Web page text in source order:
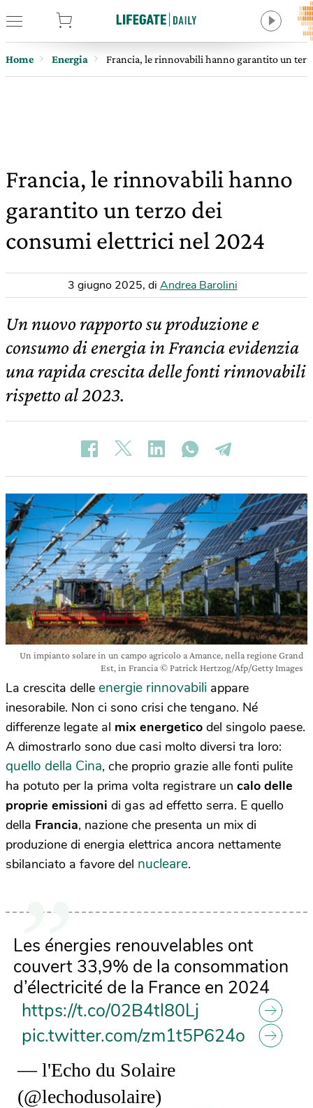
Home Energia Francia, le rinnovabili hanno garantito un
Francia, le rinnovabili hanno
garantito un terzo dei
consumi elettrici nel 2024
3 giugno 2025, di Andrea Barolini
Un nuovo rapporto su produzione e
consumo di energia in Francia evidenzia
una rapida crescita delle fonti rinnovabili
rispetto al 2023.
Un impianto solare in un campo agricolo a Amance, nella regione Grand
Est, in Francia © Patrick Hertzog/Afp/Getty Images
La crescita delle energie rinnovabili appare
inesorabile. Non ci sono crisi che tengano. Né
differenze legate al mix energetico del singolo paese.
A dimostrarlo sono due casi molto diversi tra loro:
quello della Cina, che proprio grazie alle fonti pulite
ha potuto per la prima volta registrare un calo delle
proprie emissioni di gas ad effetto serra. E quello
della Francia, nazione che presenta un mix di
produzione di energia elettrica ancora nettamente
sbilanciato a favore del nucleare.
Les énergies renouvelables ont
couvert 33,9% de la consommation
d’électricité de la France en 2024
https://t.co/02B4tl80Lj
pic.twitter.com/zm1t5P624o
— l'Echo du Solaire
(@lechodusolaire)